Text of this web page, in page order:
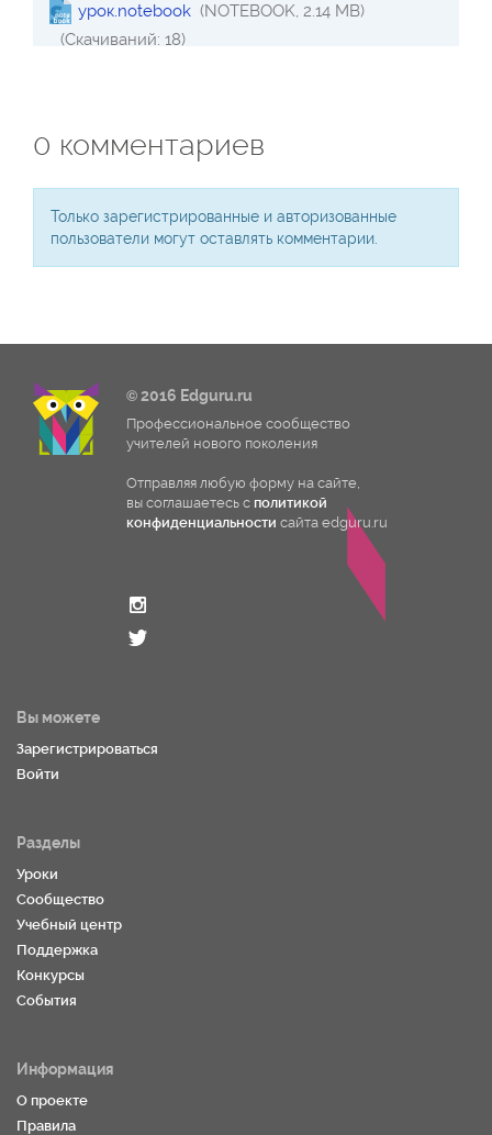
урок.notebook (NOTEBOOK, 2.14 MB)
(Скачиваний: 18)
0 комментариев
Только зарегистрированные и авторизованные
пользователи могут оставлять комментарии.
© 2016 Edguru.ru
Профессиональное сообщество
учителей нового поколения
Отправляя любую форму на сайте,
вы соглашаетесь с политикой
конфиденциальности сайта edguru.ru
Вы можете
Зарегистрироваться
Войти
Разделы
Уроки
Сообщество
Учебный центр
Поддержка
Конкурсы
События
Информация
О проекте
Правила